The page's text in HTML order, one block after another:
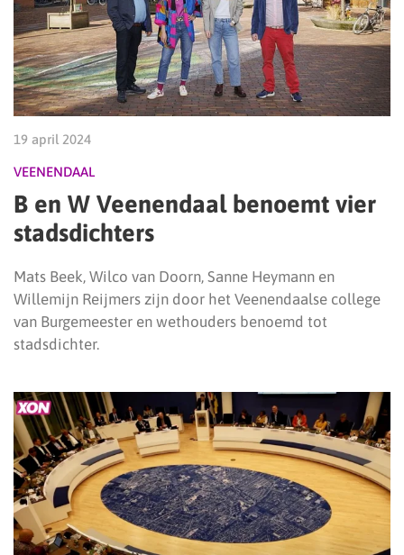
19 april 2024
VEENENDAAL
B en W Veenendaal benoemt vier
stadsdichters
Mats Beek, Wilco van Doorn, Sanne Heymann en
Willemijn Reijmers zijn door het Veenendaalse college
van Burgemeester en wethouders benoemd tot
stadsdichter.